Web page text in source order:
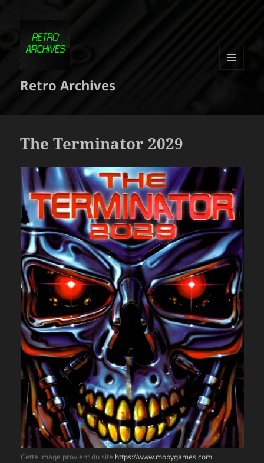
Retro Archives
The Terminator 2029
Cette image provient du site https://www.mobygames.com